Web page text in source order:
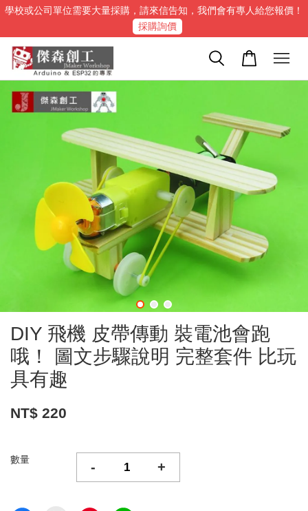
學校或公司單位需要大量採購，請來信告知，我們會有專人給您報價！
採購詢價
DIY 飛機 皮帶傳動 裝電池會跑
哦！ 圖文步驟說明 完整套件 比玩
具有趣
NT$ 220
數量 - +